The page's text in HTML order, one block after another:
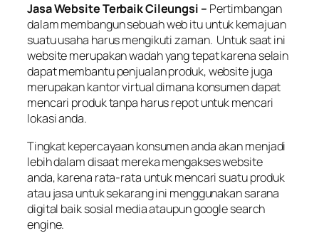
Jasa Website Terbaik Cileungsi – Pertimbangan
dalam membangun sebuah web itu untuk kemajuan
suatu usaha harus mengikuti zaman. Untuk saat ini
website merupakan wadah yang tepat karena selain
dapat membantu penjualan produk, website juga
merupakan kantor virtual dimana konsumen dapat
mencari produk tanpa harus repot untuk mencari
lokasi anda.
Tingkat kepercayaan konsumen anda akan menjadi
lebih dalam disaat mereka mengakses website
anda, karena rata-rata untuk mencari suatu produk
atau jasa untuk sekarang ini menggunakan sarana
digital baik sosial media ataupun google search
engine.